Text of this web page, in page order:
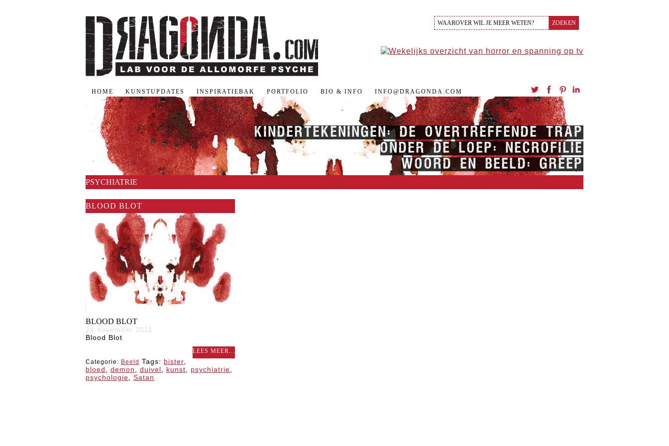
HOME KUNSTUPDATES INSPIRATIEBAK PORTFOLIO BIO & INFO INFO@DRAGONDA.COM
KINDERTEKENINGEN: DE OVERTREFFENDE TRAP
ONDER DE LOEP: NECROFILIE
WOORD EN BEELD: GREEP
PSYCHIATRIE
BLOOD BLOT
BLOOD BLOT
24 november 2011
Blood Blot
LEES MEER...
Categorie: Beeld Tags: bister
bloed
demon duivel kunst psychiatrie
psychologie
Satan